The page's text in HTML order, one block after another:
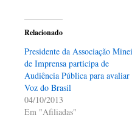
Relacionado
Presidente da Associação
de Imprensa participa de
Audiência Pública para
Voz do Brasil
04/10/2013
Em "Afiliadas"